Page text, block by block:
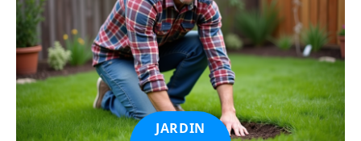
JARDIN